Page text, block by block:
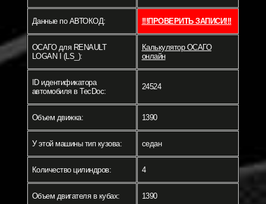
Данные по АВТОКОД: !!!ПРОВЕРИТЬ ЗАПИСИ!!!
ОСАГО для RENAULT
LOGAN I (LS_):
Калькулятор ОСАГО
онлайн
ID идентификатора
автомобиля в TecDoc:
24524
Объем движка: 1390
У этой машины тип кузова: седан
Количество цилиндров: 4
Объем двигателя в кубах: 1390